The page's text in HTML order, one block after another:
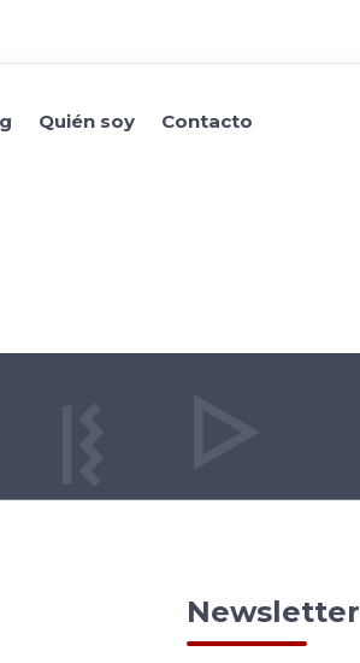
Quién soy Contacto
Newsletter